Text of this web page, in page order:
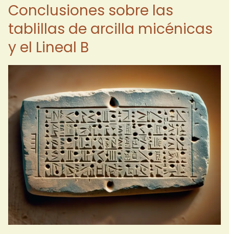
Conclusiones sobre las
tablillas de arcilla micénicas
y el Lineal B